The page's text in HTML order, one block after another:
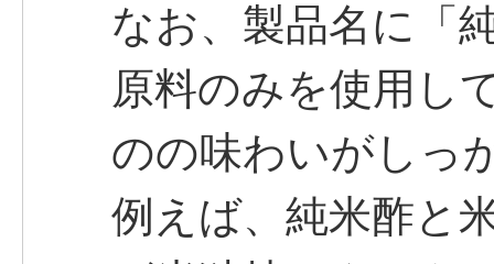
なお、製品名に「
原料のみを使用し
のの味わいがしっ
例えば、純米酢と